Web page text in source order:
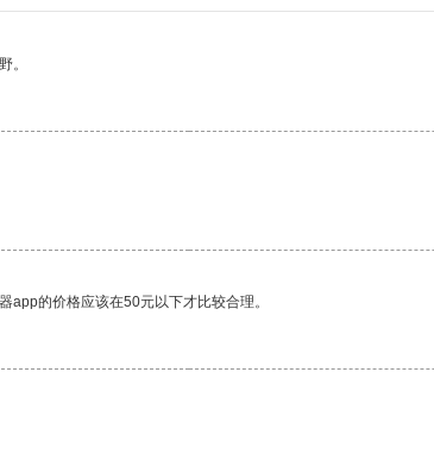
。
app的价格应该在50元以下才比较合理。